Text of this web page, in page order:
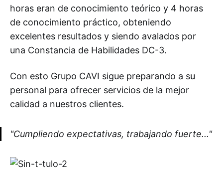
horas eran de conocimiento teórico y 4 horas
de conocimiento práctico, obteniendo
excelentes resultados y siendo avalados por
una Constancia de Habilidades DC-3.
Con esto Grupo CAVI sigue preparando a su
personal para ofrecer servicios de la mejor
calidad a nuestros clientes.
"Cumpliendo expectativas, trabajando fuerte..."